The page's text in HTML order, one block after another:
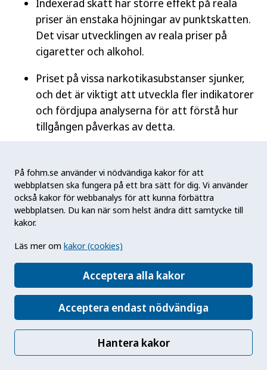
priser än enstaka höjningar av punktskatten.
Det visar utvecklingen av reala priser på
cigaretter och alkohol.
Priset på vissa narkotikasubstanser sjunker,
och det är viktigt att utveckla fler indikatorer
och fördjupa analyserna för att förstå hur
tillgången påverkas av detta.
det viktigt att fortsatt öka kunskapen om
hur effektiva spelbolagens åtgärder är för
att minska skadeverkningarna av överdrivet
spelande, i syfte att ha en ändamålsenlig
Sammanfattning av utvecklingen
Systembolagsbutiker visar en god efterlevnad av
åldersgränser vid provköp, och den totala
anskaffningen av alkohol har minskat sedan 2011.
Exempelvis minskade smuggling av alkohol
På fohm.se använder vi nödvändiga kakor för att
webbplatsen ska fungera på ett bra sätt för dig. Vi använder
också kakor för webbanalys för att kunna förbättra
webbplatsen. Du kan när som helst ändra ditt samtycke till
kakor.
Läs mer om kakor (cookies)
Acceptera alla kakor
Acceptera endast nödvändiga
Hantera kakor